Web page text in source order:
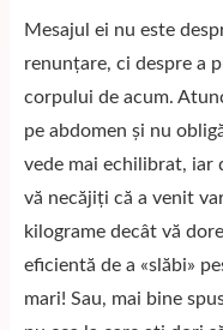
Mesajul ei nu este
renunțare, ci despre a
corpului de acum.
pe abdomen și nu
vede mai echilibrat, iar
vă necăjiți că a venit
kilograme decât vă
eficientă de a «slăbi»
mari! Sau, mai bine